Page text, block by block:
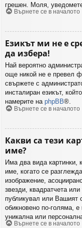
грешен. Моля,
Върнете се в началото
Езикът ми не е
да избера!
Най вероятно
още никой не е превел
свържете с
инсталиран езикът,
намерите на phpBB®.
Върнете се в началото
Какви са тези
име?
Има два вида картинки,
име, когато се
изображение,
звезди, квадратчета
публикувал или Вашият
обикновено по-голяма, е
уникална или
Върнете се в началото